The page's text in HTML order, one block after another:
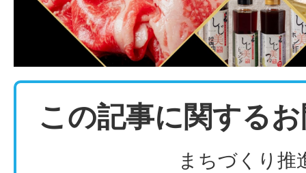
この記事に関する
まちづくり推